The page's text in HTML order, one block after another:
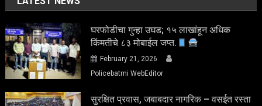
घरफोडीचा गुन्हा उघड; १५ लाखांहून अधिक
किंमतीचे ८३ मोबाईल जप्त.
February 21, 2026
Policebatmi WebEditor
सुरक्षित प्रवास, जबाबदार नागरिक – वसईत रस्ता